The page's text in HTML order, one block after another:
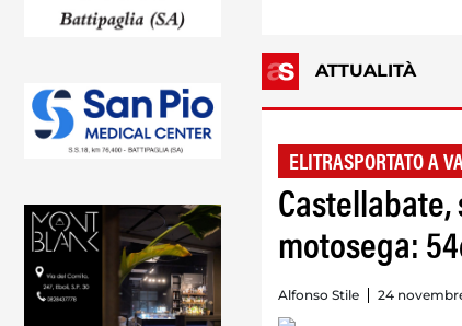
ATTUALITÀ
ELITRASPORTATO A
Castellabate,
motosega:
Alfonso Stile 24